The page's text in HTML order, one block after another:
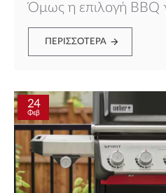
Να μην εμφανιστεί ξανά.
Όμως η επιλογή BBQ
ΠΕΡΙΣΣΌΤΕΡΑ
24
Φεβ